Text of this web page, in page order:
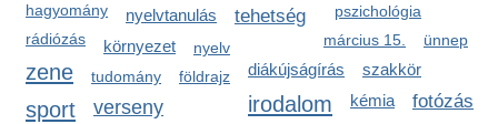
hagyomány
pszichológia
nyelvtanulás tehetség
rádiózás március 15.
környezet ünnep
nyelv
diákújságírás
zene szakkör
tudomány földrajz
irodalom kémia fotózás
sport verseny